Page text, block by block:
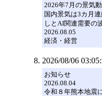
2026年7月の景気
国内景気は3カ月
しとAI関連需要の
2026.08.05
経済・経営
2026/08/06
お知らせ
2026.08.04
令和８年熊本地震